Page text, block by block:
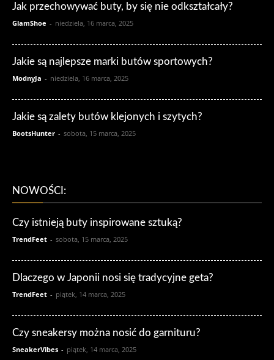
Jak przechowywać buty, by się nie odkształcały?
GlamShoe - niedziela, 16 marca, 2025
Jakie są najlepsze marki butów sportowych?
ModnyJa - niedziela, 16 marca, 2025
Jakie są zalety butów klejonych i szytych?
BootsHunter - sobota, 15 marca, 2025
NOWOŚCI:
Czy istnieją buty inspirowane sztuką?
TrendFeet - sobota, 15 marca, 2025
Dlaczego w Japonii nosi się tradycyjne geta?
TrendFeet - piątek, 14 marca, 2025
Czy sneakersy można nosić do garnituru?
SneakerVibes - piątek, 14 marca, 2025